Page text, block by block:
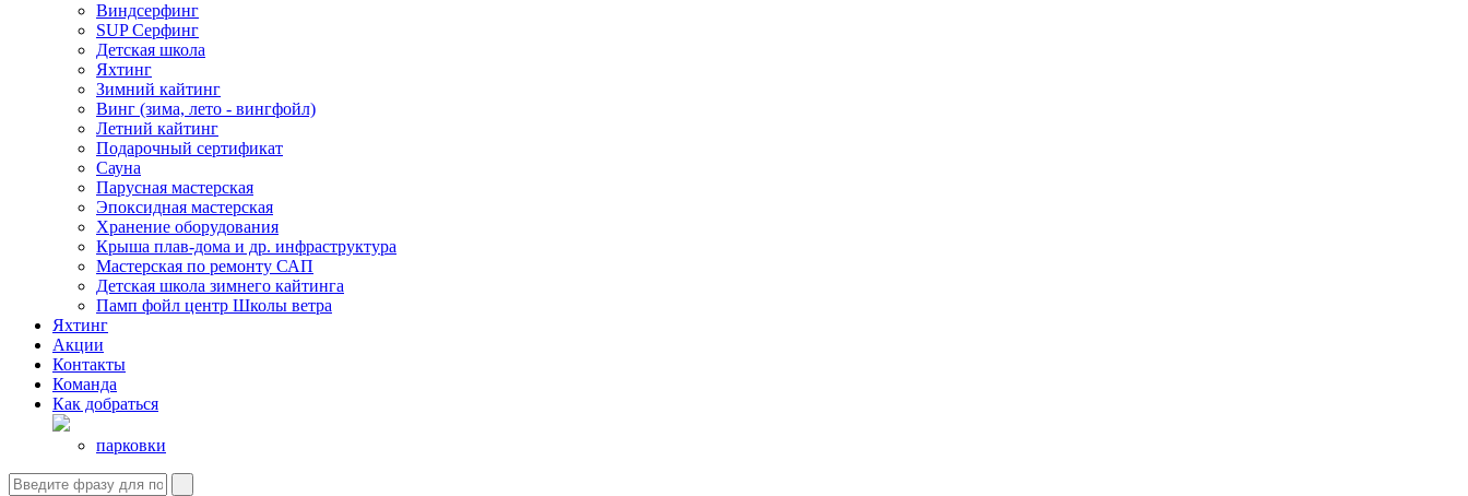
Виндсерфинг
SUP Серфинг
Детская школа
Яхтинг
Зимний кайтинг
Винг (зима, лето - вингфойл)
Летний кайтинг
Подарочный сертификат
Сауна
Парусная мастерская
Эпоксидная мастерская
Хранение оборудования
Крыша плав-дома и др. инфраструктура
Мастерская по ремонту САП
Детская школа зимнего кайтинга
Памп фойл центр Школы ветра
Яхтинг
Акции
Контакты
Команда
Как добраться
парковки